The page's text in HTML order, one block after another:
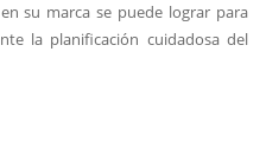
su marca se puede lograr para
la planificación cuidadosa del